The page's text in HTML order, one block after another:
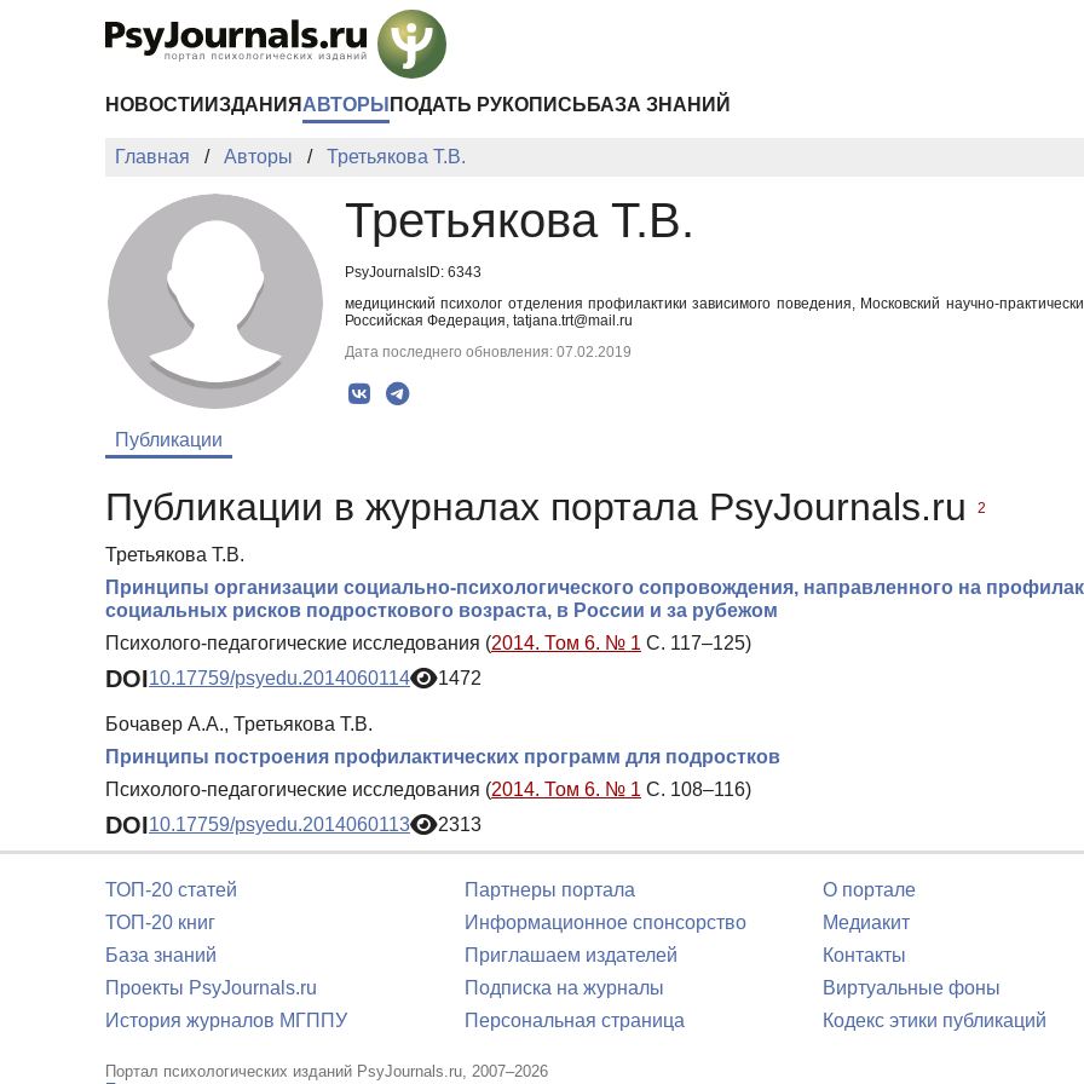
НОВОСТИ ИЗДАНИЯ АВТОРЫ ПОДАТЬ РУКОПИСЬ БАЗА ЗНАНИЙ
Главная Авторы Третьякова Т.В.
Третьякова Т.В.
PsyJournalsID: 6343
медицинский психолог отделения профилактики зависимого поведения, Московский научно-
Российская Федерация, tatjana.trt@mail.ru
Дата последнего обновления: 07.02.2019
Публикации
Публикации в журналах портала PsyJournals.ru 2
Третьякова Т.В.
Принципы организации социально-психологического сопровождения, направленного на
социальных рисков подросткового возраста, в России и за рубежом
Психолого-педагогические исследования (2014. Том 6. № 1 С. 117–125)
DOI10.17759/psyedu.2014060114 1472
Бочавер А.А., Третьякова Т.В.
Принципы построения профилактических программ для подростков
Психолого-педагогические исследования (2014. Том 6. № 1 С. 108–116)
DOI10.17759/psyedu.2014060113 2313
ТОП-20 статей
ТОП-20 книг
База знаний
Проекты PsyJournals.ru
История журналов МГППУ
Партнеры портала
Информационное спонсорство
Приглашаем издателей
Подписка на журналы
Персональная страница
О портале
Медиакит
Контакты
Виртуальные фоны
Кодекс этики публикаций
Портал психологических изданий PsyJournals.ru, 2007–2026